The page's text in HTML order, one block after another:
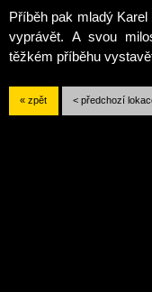
Příběh pak mladý
vyprávět.A svou
těžkém příběhu
« zpět < předchozí